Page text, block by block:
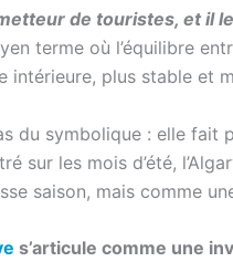
de touristes, et il
terme où l’équilibre
intérieure, plus stable et
du symbolique : elle fait
sur les mois d’été,
saison, mais comme
s’articule comme une